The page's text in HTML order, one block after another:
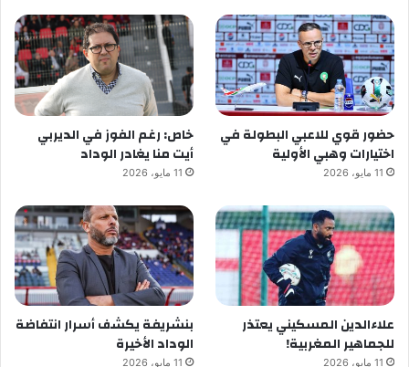
حضور قوي للاعبي البطولة في
اختيارات وهبي الأولية
11 مايو، 2026
خاص: رغم الفوز في الديربي
أيت منا يغادر الوداد
11 مايو، 2026
علاءالدين المسكيني يعتذر
للجماهير المغربية!
11 مايو، 2026
بنشريفة يكشف أسرار انتفاضة
الوداد الأخيرة
11 مايو، 2026